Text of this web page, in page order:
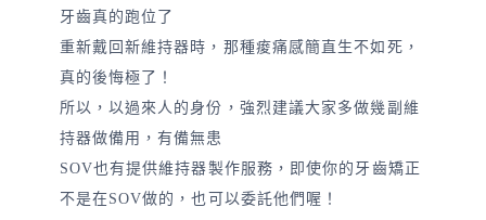
牙齒真的跑位了
重新戴回新維持器時，那種痠痛感簡直生不如死，
真的後悔極了！
所以，以過來人的身份，強烈建議大家多做幾副維
持器做備用，有備無患
SOV也有提供維持器製作服務，即使你的牙齒矯正
不是在SOV做的，也可以委託他們喔！